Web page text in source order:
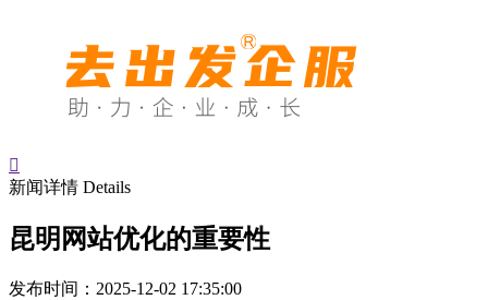

新闻详情 Details
昆明网站优化的重要性
发布时间：2025-12-02 17:35:00